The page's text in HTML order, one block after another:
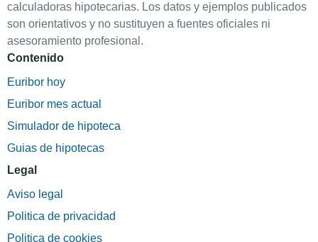
calculadoras hipotecarias. Los datos y ejemplos publicados
son orientativos y no sustituyen a fuentes oficiales ni
asesoramiento profesional.
Contenido
Euribor hoy
Euribor mes actual
Simulador de hipoteca
Guias de hipotecas
Legal
Aviso legal
Politica de privacidad
Politica de cookies